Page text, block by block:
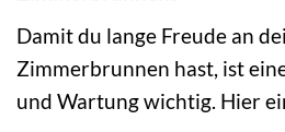
Damit du lange Freude an
Zimmerbrunnen hast, ist
und Wartung wichtig. Hier